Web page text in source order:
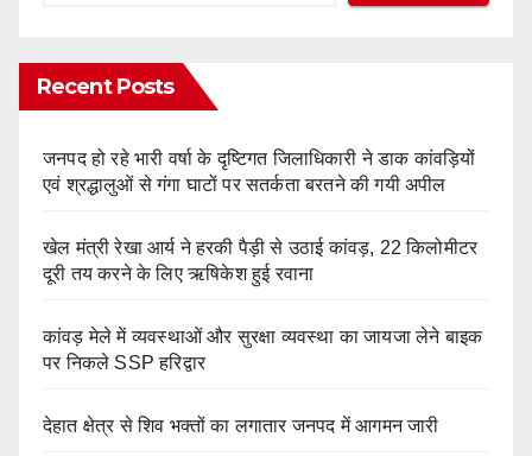
Recent Posts
जनपद हो रहे भारी वर्षा के दृष्टिगत जिलाधिकारी ने डाक कांवड़ियों
एवं श्रद्धालुओं से गंगा घाटों पर सतर्कता बरतने की गयी अपील
खेल मंत्री रेखा आर्य ने हरकी पैड़ी से उठाई कांवड़, 22 किलोमीटर
दूरी तय करने के लिए ऋषिकेश हुई रवाना
कांवड़ मेले में व्यवस्थाओं और सुरक्षा व्यवस्था का जायजा लेने बाइक
पर निकले SSP हरिद्वार
देहात क्षेत्र से शिव भक्तों का लगातार जनपद में आगमन जारी